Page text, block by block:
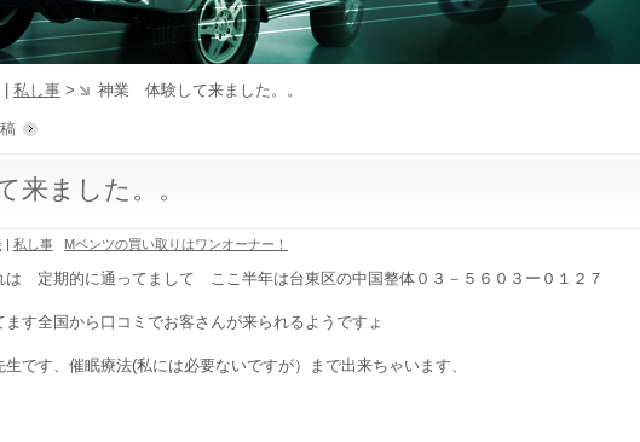
私し事 > 神業 体験して来ました。。
ました。。
| 私し事 Mベンツの買い取りはワンオーナー！
は 定期的に通ってまして ここ半年は台東区の中国整体０３－５６０３ー０１２７
す全国から口コミでお客さんが来られるようですょ
です、催眠療法(私には必要ないですが）まで出来ちゃいます、